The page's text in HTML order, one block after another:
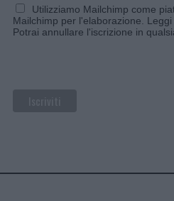
Utilizziamo Mailchimp come
Mailchimp per l'elaborazione.
Potrai annullare l'iscrizione in